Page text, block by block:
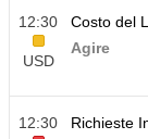
12:30
USD
Costo del
Agire
12:30
Richieste